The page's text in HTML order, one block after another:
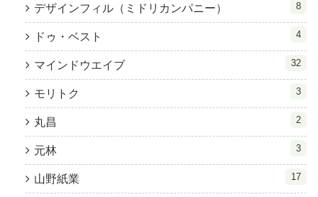
デザインフィル（ミドリカンパニー） 8
ドゥ・ベスト 4
マインドウエイブ 32
モリトク 3
丸昌 2
元林 3
山野紙業 17